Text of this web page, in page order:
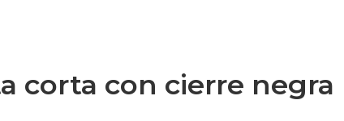
corta con cierre negra